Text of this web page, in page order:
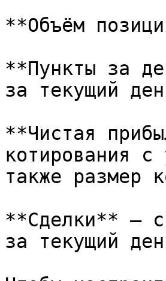
**Объём
**Пункты за
за текущий
**Чистая
котирования
также размер
**Сделки** —
за текущий